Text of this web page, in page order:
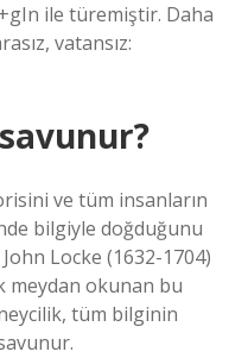
ile türemiştir. Daha
vatansız:
ve tüm insanların
bilgiyle doğduğunu
Locke (1632-1704)
meydan okunan bu
tüm bilginin